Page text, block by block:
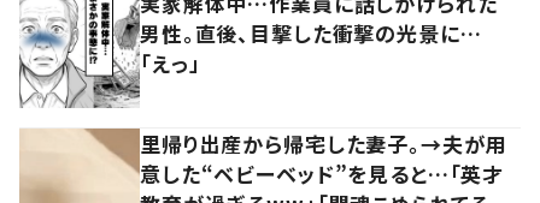
男性。直後、目撃した衝撃の光景に…
「えっ」
里帰り出産から帰宅した妻子。→夫が用
意した“ベビーベッド”を見ると…「英才